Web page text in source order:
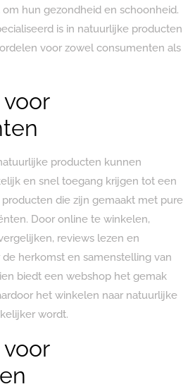
hun gezondheid en schoonheid.
is in natuurlijke producten
voor zowel consumenten als
producten kunnen
en snel toegang krijgen tot een
die zijn gemaakt met pure
Door online te winkelen,
reviews lezen en
herkomst en samenstelling van
biedt een webshop het gemak
het winkelen naar natuurlijke
wordt.